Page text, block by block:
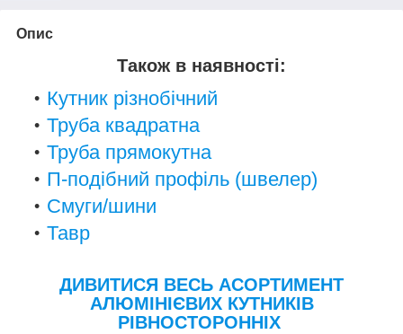
Опис
Також в наявності:
Кутник різнобічний
Труба квадратна
Труба прямокутна
П-подібний профіль (швелер)
Смуги/шини
Тавр
ДИВИТИСЯ ВЕСЬ АСОРТИМЕНТ
АЛЮМІНІЄВИХ КУТНИКІВ
РІВНОСТОРОННІХ